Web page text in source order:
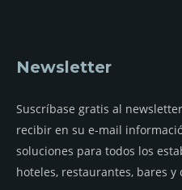
Newsletter
Suscríbase gratis al
recibir en su e-mail
soluciones para todos los
hoteles, restaurantes, bares y